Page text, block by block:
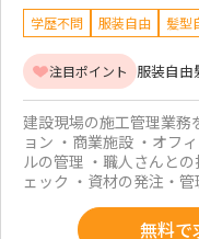
学歴不問 服装自由 髪型
注目ポイント 服装自由
建設現場の施工管理業
ョン ・商業施設 ・オフ
ルの管理 ・職人さんと
ェック ・資材の発注・管
無料で